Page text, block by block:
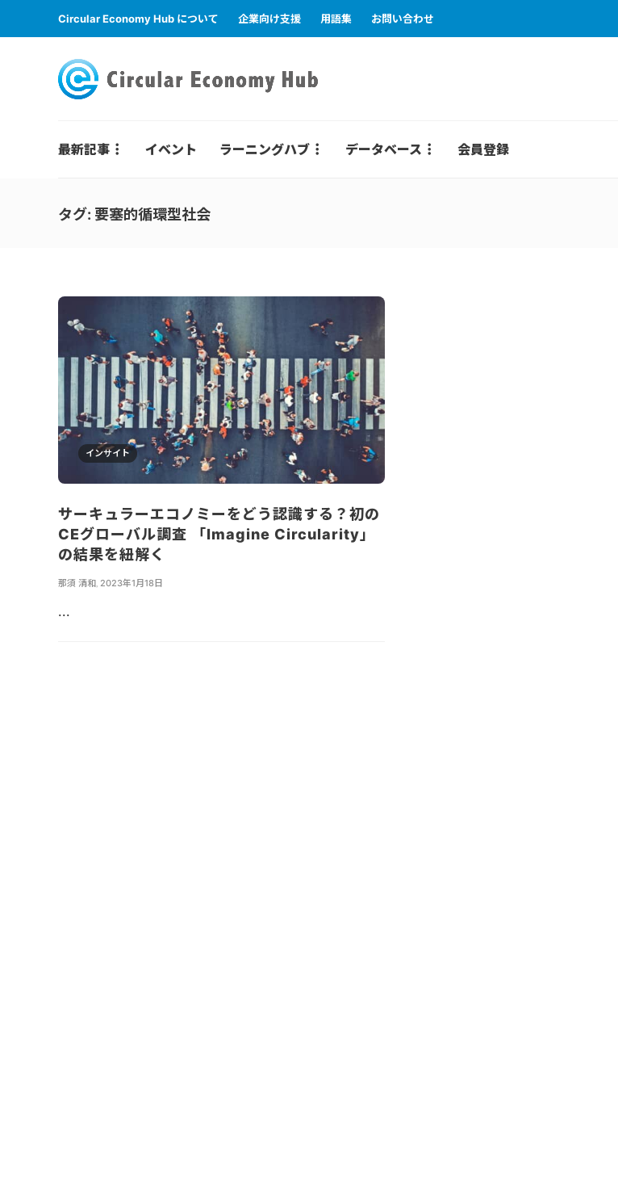
Circular Economy Hub について 企業向け支援 用語集 お問い合わせ
最新記事 イベント ラーニングハブ データベース 会員登録
タグ: 要塞的循環型社会
インサイト
サーキュラーエコノミーをどう認識する？初の
CEグローバル調査 「Imagine Circularity」
の結果を紐解く
那須 清和, 2023年1月18日
...